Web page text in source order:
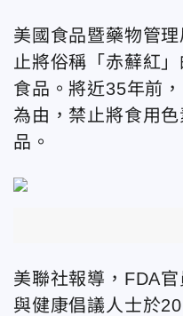
美國食品暨藥物管理
止將俗稱「赤蘚紅
食品。將近35年前
為由，禁止將食用
品。
美聯社報導，FDA
與健康倡議人士於